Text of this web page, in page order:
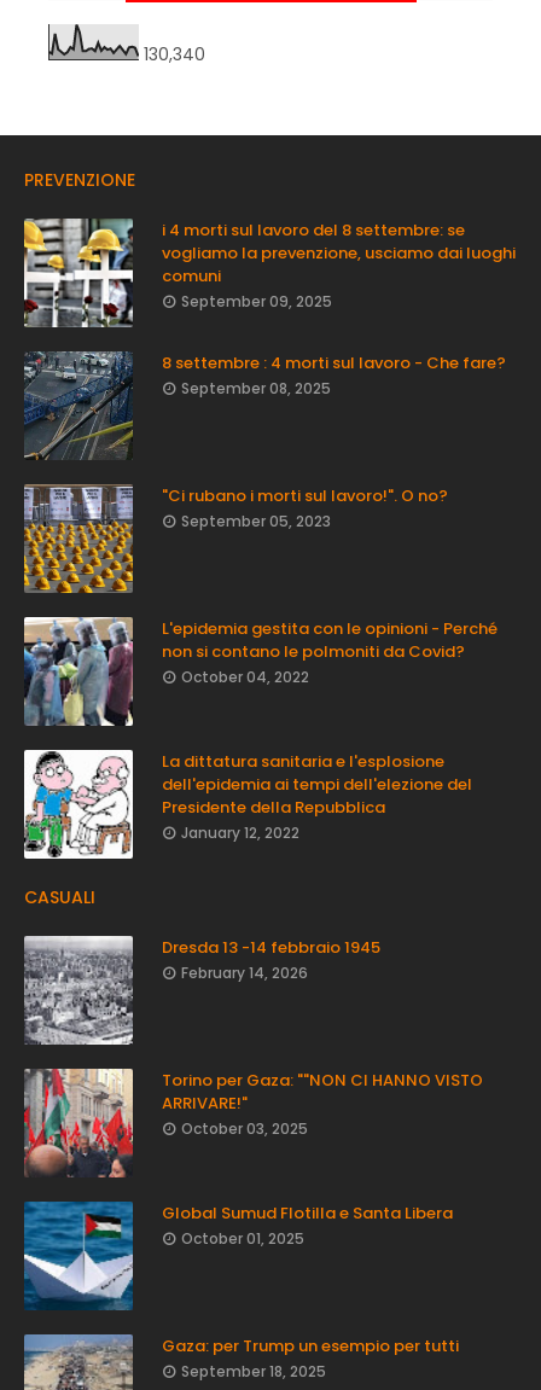
130,340
PREVENZIONE
i 4 morti sul lavoro del 8 settembre: se
vogliamo la prevenzione, usciamo dai luoghi
comuni
September 09, 2025
8 settembre : 4 morti sul lavoro - Che fare?
September 08, 2025
"Ci rubano i morti sul lavoro!". O no?
September 05, 2023
L'epidemia gestita con le opinioni - Perché
non si contano le polmoniti da Covid?
October 04, 2022
La dittatura sanitaria e l'esplosione
dell'epidemia ai tempi dell'elezione del
Presidente della Repubblica
January 12, 2022
CASUALI
Dresda 13 -14 febbraio 1945
February 14, 2026
Torino per Gaza: ""NON CI HANNO VISTO
ARRIVARE!"
October 03, 2025
Global Sumud Flotilla e Santa Libera
October 01, 2025
Gaza: per Trump un esempio per tutti
September 18, 2025